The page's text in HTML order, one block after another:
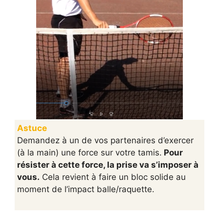
Astuce
Demandez à un de vos partenaires d’exercer
(à la main) une force sur votre tamis. Pour
résister à cette force, la prise va s’imposer à
vous. Cela revient à faire un bloc solide au
moment de l’impact balle/raquette.